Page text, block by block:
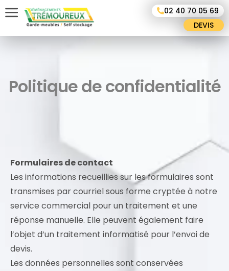
02 40 70 05 69
DEVIS
Politique de confidentialité
Formulaires de contact
Les informations recueillies sur les formulaires sont
transmises par courriel sous forme cryptée à notre
service commercial pour un traitement et une
réponse manuelle. Elle peuvent également faire
l’objet d’un traitement informatisé pour l’envoi de
devis.
Les données personnelles sont conservées
Panneau de gestion des cookies